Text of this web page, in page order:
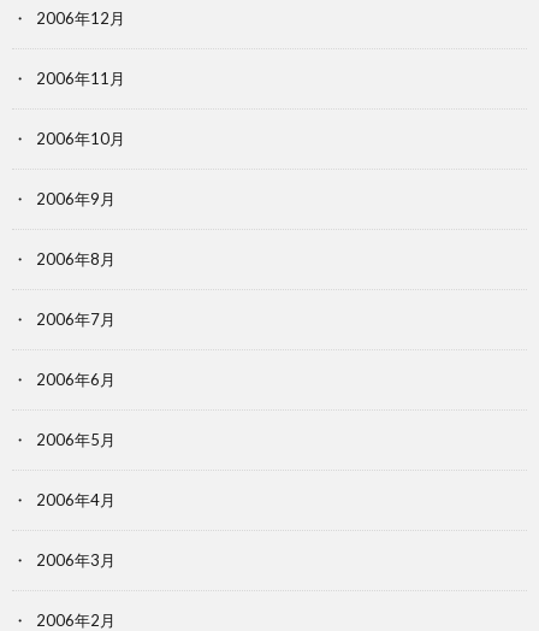
2006年12月
2006年11月
2006年10月
2006年9月
2006年8月
2006年7月
2006年6月
2006年5月
2006年4月
2006年3月
2006年2月